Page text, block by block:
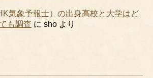
気象予報士）の出身高校と大学はど
も調査 に sho より